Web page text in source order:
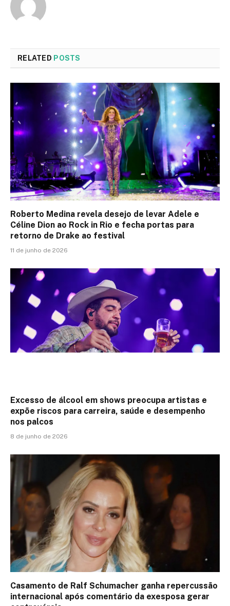
RELATED POSTS
Roberto Medina revela desejo de levar Adele e
Céline Dion ao Rock in Rio e fecha portas para
retorno de Drake ao festival
11 de junho de 2026
Excesso de álcool em shows preocupa artistas e
expõe riscos para carreira, saúde e desempenho
nos palcos
8 de junho de 2026
Casamento de Ralf Schumacher ganha repercussão
internacional após comentário da exesposa gerar